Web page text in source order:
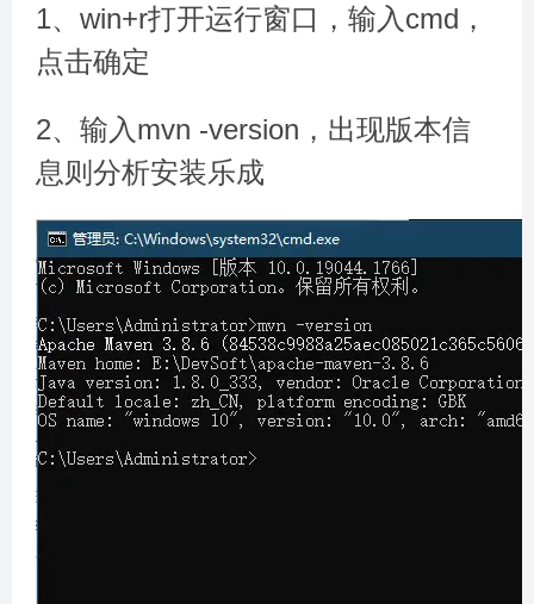
1、win+r打开运行窗口，输入cmd，
点击确定
2、输入mvn -version，出现版本信
息则分析安装乐成